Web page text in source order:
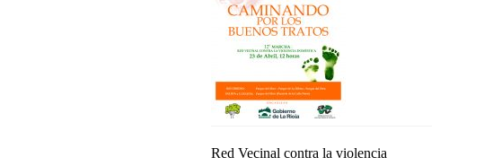
Red Vecinal contra la violencia